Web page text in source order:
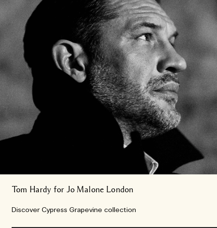
Tom Hardy for Jo Malone London​
Discover Cypress Grapevine collection